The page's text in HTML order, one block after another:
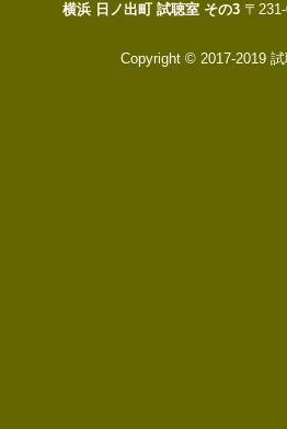
横浜 日ノ出町 試聴室 その3 〒
Copyright © 2017-2019